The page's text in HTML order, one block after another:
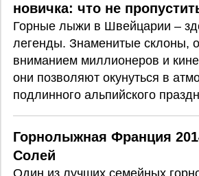
новичка: что не
Горные лыжи в Швейцарии –
легенды. Знаменитые склоны,
вниманием миллионеров и
они позволяют окунуться в
подлинного альпийского
Горнолыжная Франция
Солей
Один из лучших семейных